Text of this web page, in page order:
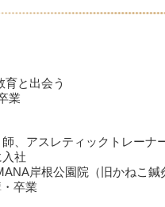
と出会う
業
、アスレティックトレーナ
社
岸根公園院（旧かねこ鍼
卒業